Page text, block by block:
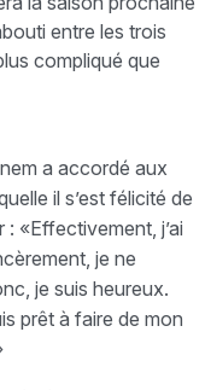
entre les trois
compliqué que
a accordé aux
il s’est félicité de
«Effectivement, j’ai
je ne
je suis heureux.
prêt à faire de mon